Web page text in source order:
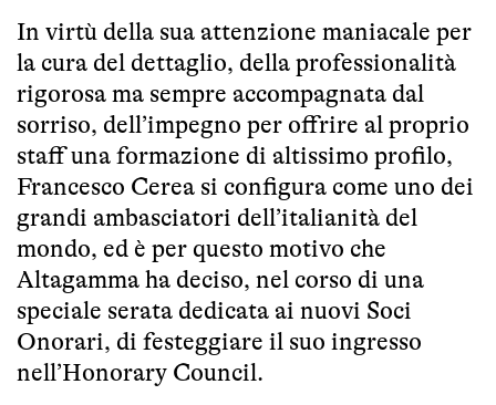
In virtù della sua attenzione maniacale per
la cura del dettaglio, della professionalità
rigorosa ma sempre accompagnata dal
sorriso, dell’impegno per offrire al proprio
staff una formazione di altissimo profilo,
Francesco Cerea si configura come uno dei
grandi ambasciatori dell’italianità del
mondo, ed è per questo motivo che
Altagamma ha deciso, nel corso di una
speciale serata dedicata ai nuovi Soci
Onorari, di festeggiare il suo ingresso
nell’Honorary Council.